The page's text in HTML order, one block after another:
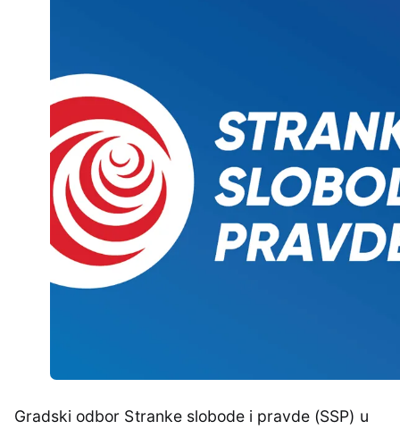
Gradski odbor Stranke slobode i pravde (SSP) u